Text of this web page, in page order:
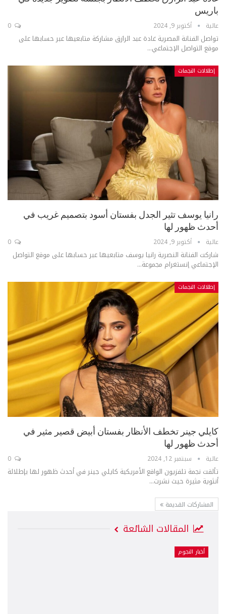
باريس
عالية أكتوبر 9, 2024
تواصل الفنانة المصرية غادة عبد الرازق مشاركة متابعيها عبر حسابها على
موقع التواصل الإجتماعي...
إطلالات النجمات
رانيا يوسف تثير الجدل بفستان أسود بتصميم غريب في
أحدث ظهور لها
عالية أكتوبر 9, 2024
شاركت الفنانة النصرية رانيا يوسف متابعيها عبر حسابها على موقع التواصل
الإجتماعي إنستغرام مجموعة...
إطلالات النجمات
كايلي جينر تخطف الأنظار بفستان أبيض قصير مثير في
أحدث ظهور لها
عالية سبتمبر 12, 2024
تألقت نجمة تلفزيون الواقع الأمريكية كايلي جينر في أحدث ظهور لها بإطلالة
أنثوية مثيرة حيث نشرت...
المشاركات القديمة
المقالات الشائعة
أخبار النجوم